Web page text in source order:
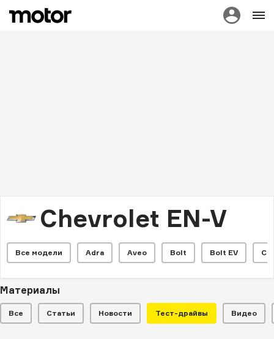
Chevrolet EN-V
Все модели Adra Aveo Bolt Bolt EV
Материалы
Все Статьи Новости Тест-драйвы Видео